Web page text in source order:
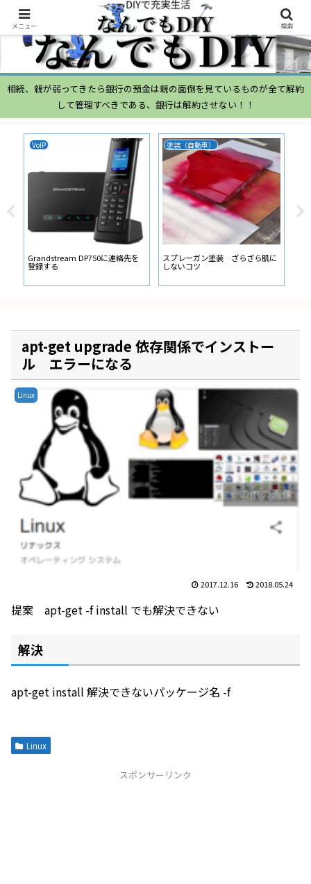
相続、親が弱ってきたら銀行の預金は親の面倒を見ているものが全て解約
して管理すべきである、銀行は解約させない！！
VoIP
Grandstream DP750に連絡先を
登録する
塗装（自動車）
スプレーガン塗装 ざらざら肌に
しないコツ
ム
apt-get upgrade 依存関係でインストー
ル エラーになる
Linux
2017.12.16 2018.05.24
提案 apt-get -f install でも解決できない
解決
apt-get install 解決できないパッケージ名 -f
Linux
スポンサーリンク
メニュー 検索